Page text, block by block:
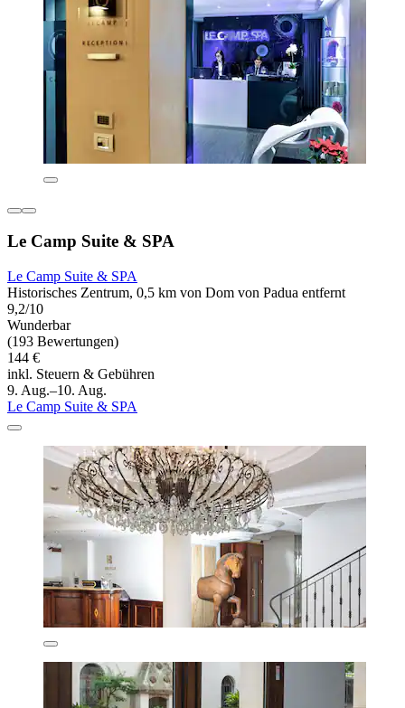
Le Camp Suite & SPA
Le Camp Suite & SPA
Historisches Zentrum, 0,5 km von Dom von Padua entfernt
9,2/10
Wunderbar
(193 Bewertungen)
144 €
inkl. Steuern & Gebühren
9. Aug.–10. Aug.
Le Camp Suite & SPA